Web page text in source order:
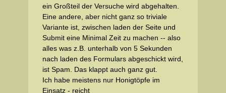
ein Großteil der Versuche wird abgehalten.
Eine andere, aber nicht ganz so triviale
Variante ist, zwischen laden der Seite und
Submit eine Minimal Zeit zu machen -- also
alles was z.B. unterhalb von 5 Sekunden
nach laden des Formulars abgeschickt wird,
ist Spam. Das klappt auch ganz gut.
Ich habe meistens nur Honigtöpfe im
Einsatz - reicht